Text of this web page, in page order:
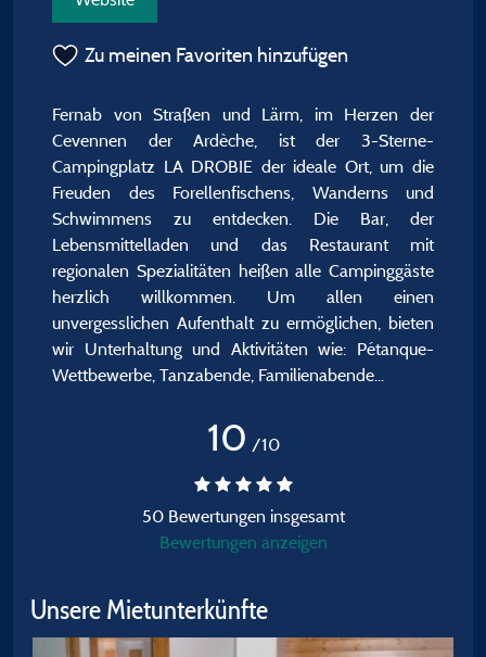
Zu meinen Favoriten hinzufügen
Fernab von Straßen und Lärm, im Herzen der
Cevennen der Ardèche, ist der 3-Sterne-
Campingplatz LA DROBIE der ideale Ort, um die
Freuden des Forellenfischens, Wanderns und
Schwimmens zu entdecken. Die Bar, der
Lebensmittelladen und das Restaurant mit
regionalen Spezialitäten heißen alle Campinggäste
herzlich willkommen. Um allen einen
unvergesslichen Aufenthalt zu ermöglichen, bieten
wir Unterhaltung und Aktivitäten wie: Pétanque-
Wettbewerbe, Tanzabende, Familienabende...
10 /10
50 Bewertungen insgesamt
Bewertungen anzeigen
Unsere Mietunterkünfte